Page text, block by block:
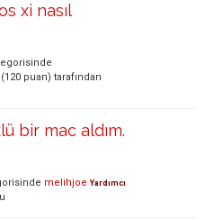
xi nasıl
(120 puan) tarafından
bir mac aldım.
melihjoe Yardımcı